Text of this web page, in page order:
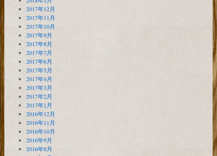
2017年12月
2017年11月
2017年10月
2017年9月
2017年8月
2017年7月
2017年6月
2017年5月
2017年4月
2017年3月
2017年2月
2017年1月
2016年12月
2016年11月
2016年10月
2016年9月
2016年8月